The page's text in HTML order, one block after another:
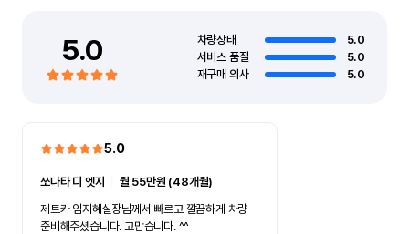
5.0 차량상태
5.0
서비스 품질
5.0
재구매 의사
5.0
5.0
쏘나타 디 엣지
월 55만원 (48개월)
제트카 임지혜실장님께서 빠르고 깔끔하게 차량
준비해주셨습니다. 고맙습니다. ^^